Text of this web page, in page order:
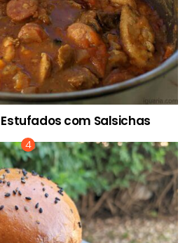
Estufados com Salsichas